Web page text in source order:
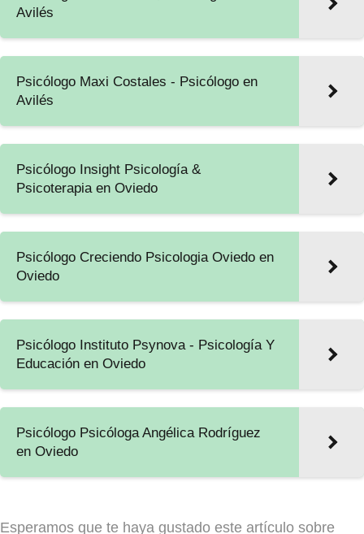
Avilés
Psicólogo Maxi Costales - Psicólogo en
Avilés
Psicólogo Insight Psicología &
Psicoterapia en Oviedo
Psicólogo Creciendo Psicologia Oviedo en
Oviedo
Psicólogo Instituto Psynova - Psicología Y
Educación en Oviedo
Psicólogo Psicóloga Angélica Rodríguez
en Oviedo
Esperamos que te haya gustado este artículo sobre